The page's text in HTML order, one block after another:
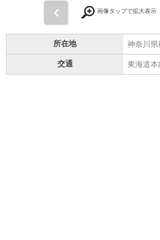
画像タップで拡大表示
所在地 神奈川県
交通 東海道本